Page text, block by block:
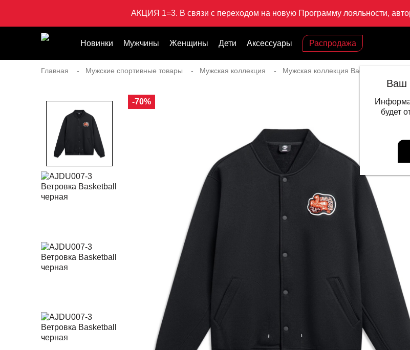
АКЦИЯ 1=3. В связи с переходом на новую Программу лояльности,
Новинки Мужчины Женщины Дети Аксессуары Распродажа
Ваш
будет
Главная Мужские спортивные товары Мужская коллекция Мужская коллекция Badfive
-70%